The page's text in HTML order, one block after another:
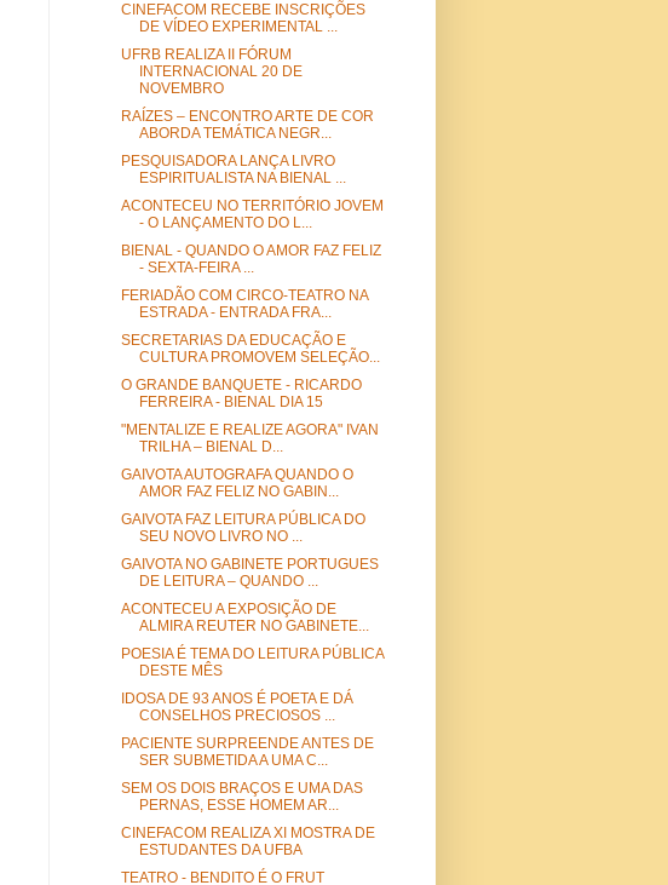
CINEFACOM RECEBE INSCRIÇÕES
DE VÍDEO EXPERIMENTAL ...
UFRB REALIZA II FÓRUM
INTERNACIONAL 20 DE
NOVEMBRO
RAÍZES – ENCONTRO ARTE DE COR
ABORDA TEMÁTICA NEGR...
PESQUISADORA LANÇA LIVRO
ESPIRITUALISTA NA BIENAL ...
ACONTECEU NO TERRITÓRIO JOVEM
- O LANÇAMENTO DO L...
BIENAL - QUANDO O AMOR FAZ FELIZ
- SEXTA-FEIRA ...
FERIADÃO COM CIRCO-TEATRO NA
ESTRADA - ENTRADA FRA...
SECRETARIAS DA EDUCAÇÃO E
CULTURA PROMOVEM SELEÇÃO...
O GRANDE BANQUETE - RICARDO
FERREIRA - BIENAL DIA 15
"MENTALIZE E REALIZE AGORA" IVAN
TRILHA – BIENAL D...
GAIVOTA AUTOGRAFA QUANDO O
AMOR FAZ FELIZ NO GABIN...
GAIVOTA FAZ LEITURA PÚBLICA DO
SEU NOVO LIVRO NO ...
GAIVOTA NO GABINETE PORTUGUES
DE LEITURA – QUANDO ...
ACONTECEU A EXPOSIÇÃO DE
ALMIRA REUTER NO GABINETE...
POESIA É TEMA DO LEITURA PÚBLICA
DESTE MÊS
IDOSA DE 93 ANOS É POETA E DÁ
CONSELHOS PRECIOSOS ...
PACIENTE SURPREENDE ANTES DE
SER SUBMETIDA A UMA C...
SEM OS DOIS BRAÇOS E UMA DAS
PERNAS, ESSE HOMEM AR...
CINEFACOM REALIZA XI MOSTRA DE
ESTUDANTES DA UFBA
TEATRO - BENDITO É O FRUT